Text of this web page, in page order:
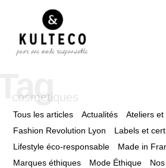
cosmétiques
Tous les articles Actualités Ateliers et
Fashion Revolution Lyon
Labels et
Lifestyle éco-responsable
Made in
Marques éthiques
Mode Éthique